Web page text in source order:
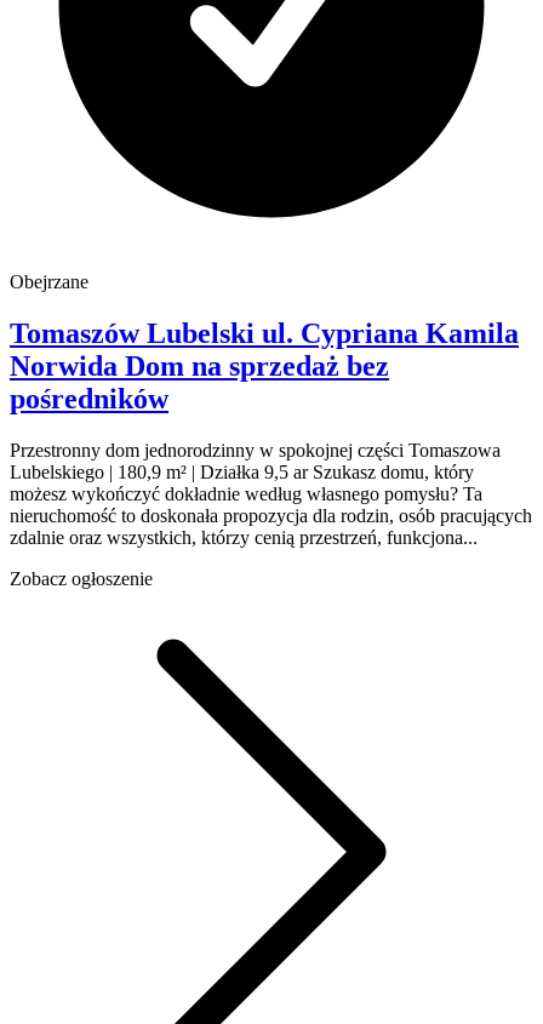
Obejrzane
Tomaszów Lubelski ul. Cypriana Kamila
Norwida Dom na sprzedaż bez
pośredników
Przestronny dom jednorodzinny w spokojnej części Tomaszowa
Lubelskiego | 180,9 m² | Działka 9,5 ar Szukasz domu, który
możesz wykończyć dokładnie według własnego pomysłu? Ta
nieruchomość to doskonała propozycja dla rodzin, osób pracujących
zdalnie oraz wszystkich, którzy cenią przestrzeń, funkcjona...
Zobacz ogłoszenie